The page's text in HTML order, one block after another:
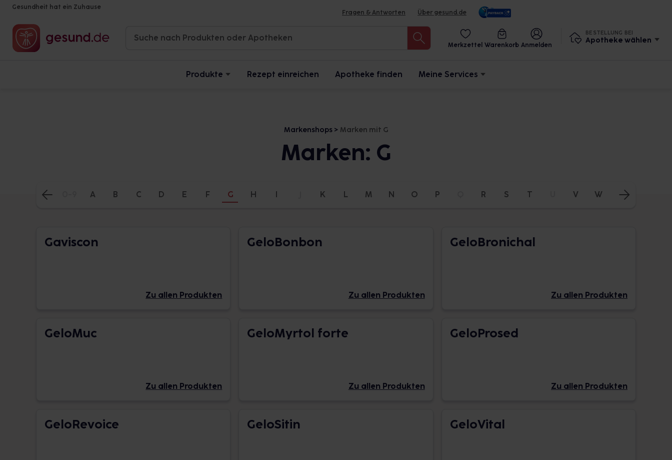
Gesundheit hat ein Zuhause
Fragen & Antworten Über gesund.de
Merkzettel Warenkorb Anmelden
BESTELLUNG BEI
Apotheke wählen
Produkte Rezept einreichen Apotheke finden Meine Services
Markenshops > Marken mit G
Marken: G
A B C D E F G H I K L M N O P R S T V W X
Gaviscon
Zu allen Produkten
GeloBonbon
Zu allen Produkten
GeloBronichal
Zu allen Produkten
GeloMuc
Zu allen Produkten
GeloMyrtol forte
Zu allen Produkten
GeloProsed
Zu allen Produkten
GeloRevoice GeloSitin GeloVital